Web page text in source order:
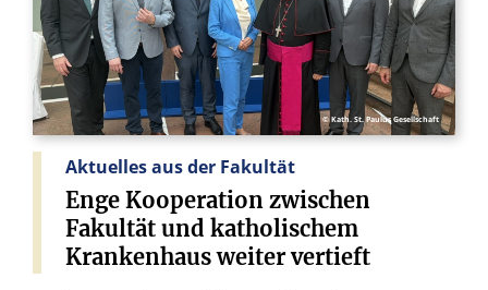
© Kath. St. Paulus Gesellschaft
Aktuelles aus der Fakultät
Enge Kooperation zwischen
Fakultät und katholischem
Krankenhaus weiter vertieft